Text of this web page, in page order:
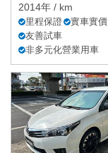
2014年 / km
里程保證
實車實價
友善試車
非多元化營業用車